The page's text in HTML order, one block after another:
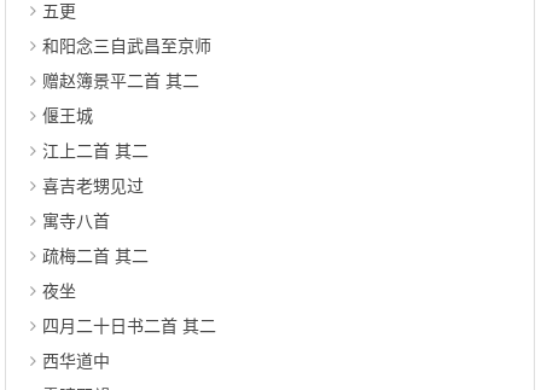
五更
和阳念三自武昌至京师
赠赵簿景平二首 其二
偃王城
江上二首 其二
喜吉老甥见过
寓寺八首
疏梅二首 其二
夜坐
四月二十日书二首 其二
西华道中